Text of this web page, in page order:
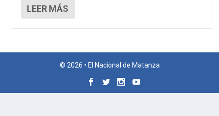
LEER MÁS
© 2026 • El Nacional de Matanza